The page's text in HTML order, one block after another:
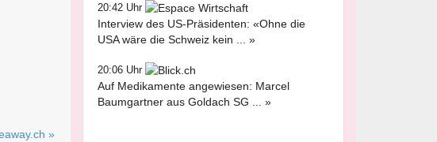
»
20:42 Uhr
Interview des US-Präsidenten: «Ohne die
USA wäre die Schweiz kein ... »
20:06 Uhr
Auf Medikamente angewiesen: Marcel
Baumgartner aus Goldach SG ... »